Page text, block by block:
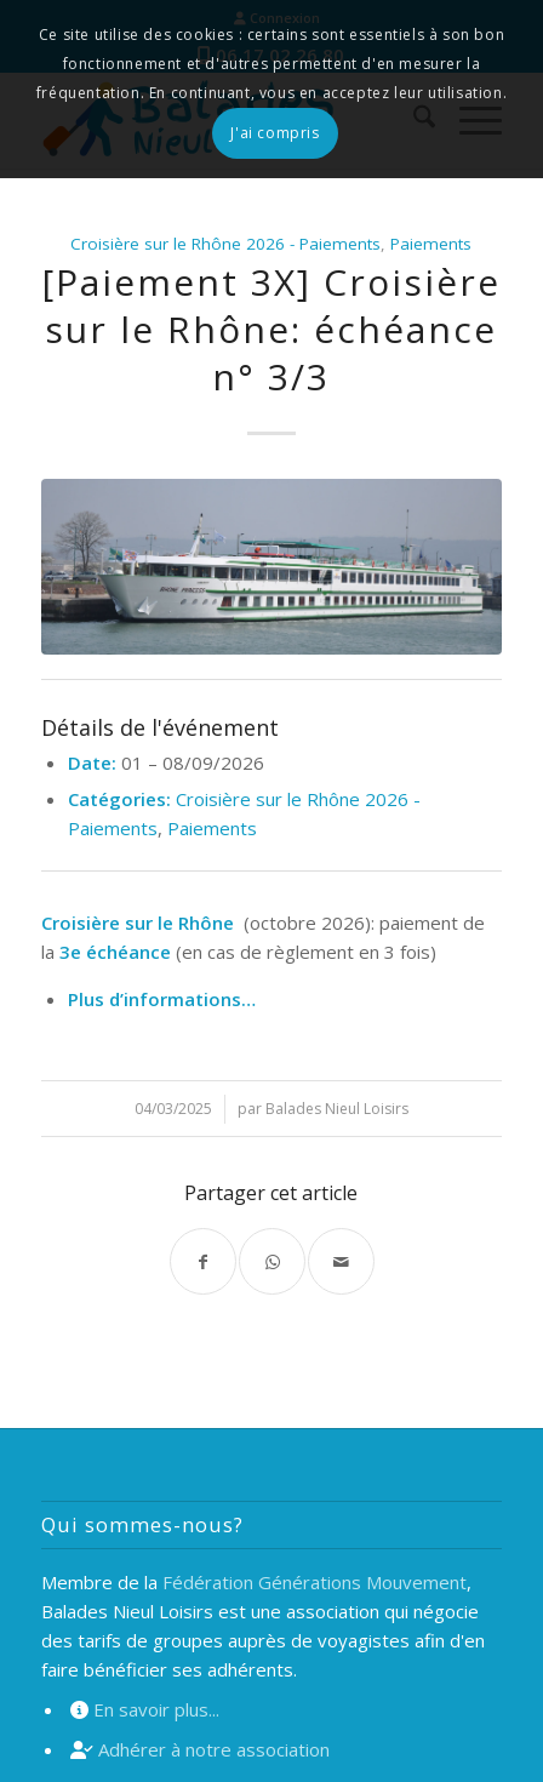
Connexion
06 17 02 26 80
Croisière sur le Rhône 2026 - Paiements,Paiements
[Paiement 3X] Croisière
sur le Rhône: échéance
n° 3/3
Détails de l'événement
Date: 01 – 08/09/2026
Catégories: Croisière sur le Rhône 2026 -
Paiements, Paiements
Croisière sur le Rhône (octobre 2026): paiement de
la 3e échéance (en cas de règlement en 3 fois)
Plus d’informations…
04/03/2025
/ par Balades Nieul Loisirs
Partager cet article
Qui sommes-nous?
Membre de la Fédération Générations Mouvement,
Balades Nieul Loisirs est une association qui négocie
des tarifs de groupes auprès de voyagistes afin d'en
faire bénéficier ses adhérents.
En savoir plus...
Adhérer à notre association
Ce site utilise des cookies : certains sont essentiels à son bon
fonctionnement et d'autres permettent d'en mesurer la
fréquentation. En continuant, vous en acceptez leur utilisation.
J'ai compris